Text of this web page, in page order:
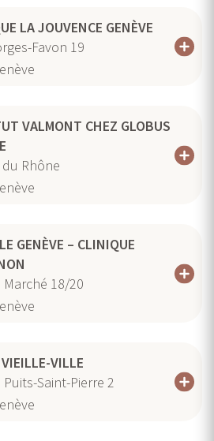
LA JOUVENCE GENÈVE
Favon 19
VALMONT CHEZ GLOBUS
Rhône
GENÈVE – CLINIQUE
Marché 18/20
VILLE
Puits-Saint-Pierre 2